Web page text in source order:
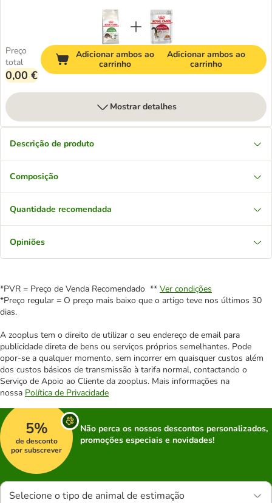
Preço
total
0,00 €
Adicionar ambos ao
carrinho
Adicionar ambos ao
carrinho
Mostrar detalhes
Descrição de produto
Composição
Quantidade recomendada
Opiniões
*PVR = Preço de Venda Recomendado ** Ver condições
*Preço regular = O preço mais baixo que o artigo teve nos últimos 30
dias.
A zooplus tem o direito de utilizar o seu endereço de email para
publicidade direta de bens ou serviços próprios semelhantes. Pode
opor-se a qualquer momento, sem incorrer em quaisquer custos além
dos custos básicos de transmissão à tarifa normal, contactando o
Serviço de Apoio ao Cliente da zooplus. Mais informações na
nossa Política de Privacidade
5%
de desconto
por subscrever
Não perca os nossos descontos personalizados,
promoções especiais e novidades!
Selecione o tipo de animal de estimação